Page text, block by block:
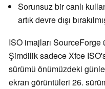
Sorunsuz bir canlı
artık devre dışı
ISO imajları SourceForge
Şimdilik sadece Xfce
sürümü önümüzdeki
ekran görüntüleri 26.